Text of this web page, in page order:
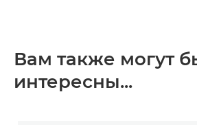
Вам также могут
интересны...